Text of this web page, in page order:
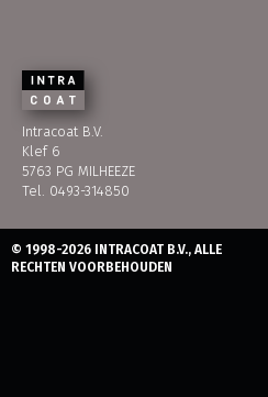
Intracoat B.V.
Klef 6
5763 PG MILHEEZE
Tel. 0493-314850
© 1998-2026 INTRACOAT B.V., ALLE
RECHTEN VOORBEHOUDEN